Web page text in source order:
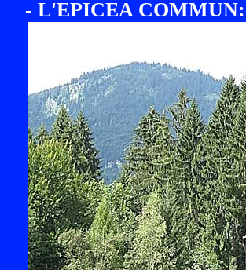
- L'EPICEA COMMUN: